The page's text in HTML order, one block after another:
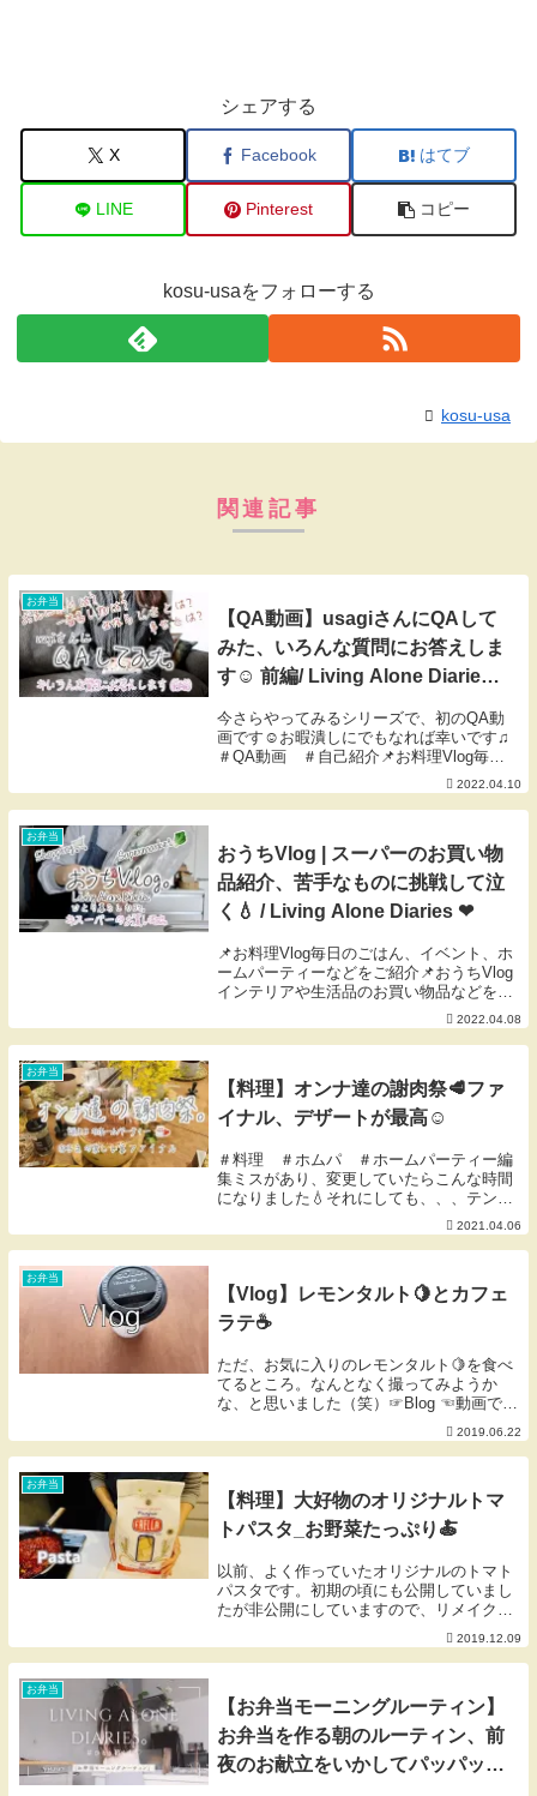
シェアする
X Facebook はてブ
LINE Pinterest コピー
kosu-usaをフォローする
kosu-usa
関連記事
お弁当
【QA動画】usagiさんにQAして
みた、いろんな質問にお答えしま
す☺︎ 前編/ Living Alone Diaries
今さらやってみるシリーズで、初のQA動
画です☺︎お暇潰しにでもなれば幸いです♫
＃QA動画 ＃自己紹介📌お料理Vlog毎日
のごはん、イベント、ホームパーティーな
どをご紹介📌おうちVlogインテリアや生活
品のお買い物品などをご紹介📌おしゃれ
2022.04.10
お弁当
おうちVlog | スーパーのお買い物
品紹介、苦手なものに挑戦して泣
く💧 / Living Alone Diaries ❤︎
📌お料理Vlog毎日のごはん、イベント、ホ
ームパーティーなどをご紹介📌おうちVlog
インテリアや生活品のお買い物品などをご
紹介📌おしゃれVlogひとり暮らしの日々(お
買い物シーン・ファッション）やコダワリ
のおしゃれな購入品のご紹介、Livi...
2022.04.08
お弁当
【料理】オンナ達の謝肉祭🥩ファ
イナル、デザートが最高☺︎
＃料理 ＃ホムパ ＃ホームパーティー編
集ミスがあり、変更していたらこんな時間
になりました💧それにしても、、、テンシ
ョンが上がった時の、わたしの話し方
が、、、キライ、苦笑。でも、ショウガな
いよね💧⚫︎Blog⚫︎愛用品紹介動画内で使用
2021.04.06
お弁当
【Vlog】レモンタルト🍋とカフェ
ラテ☕️
ただ、お気に入りのレモンタルト🍋を食べ
てるところ。なんとなく撮ってみようか
な、と思いました（笑）☞Blog ☜動画では
伝えきれない日常などを綴っています。☞
愛用品 ☜動画内で使用しているものは楽天
RoomにLinkしています。掲載のないも
2019.06.22
お弁当
【料理】大好物のオリジナルトマ
トパスタ_お野菜たっぷり🍝
以前、よく作っていたオリジナルのトマト
パスタです。初期の頃にも公開していまし
たが非公開にしていますので、リメイク版
的に再撮影、編集しました。ソースに砂糖
を入れるのを驚き批判？されたのですが、
プロでも使うテクニックです。騙されたと
2019.12.09
お弁当
【お弁当モーニングルーティン】
お弁当を作る朝のルーティン、前
夜のお献立をいかしてパッパッと